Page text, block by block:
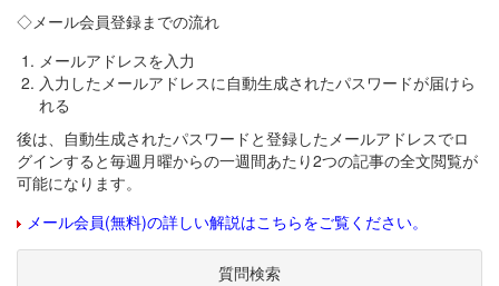
◇メール会員登録までの流れ
メールアドレスを入力
入力したメールアドレスに自動生成されたパスワードが届けら
れる
後は、自動生成されたパスワードと登録したメールアドレスでロ
グインすると毎週月曜からの一週間あたり2つの記事の全文閲覧が
可能になります。
メール会員(無料)の詳しい解説はこちらをご覧ください。
質問検索